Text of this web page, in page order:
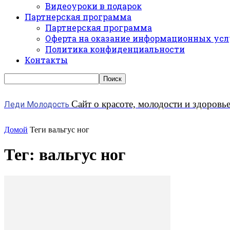
Видеоуроки в подарок
Партнерская программа
Партнерская программа
Оферта на оказание информационных
Политика конфиденциальности
Контакты
Леди Молодость Сайт о красоте, молодости и здоровье
Домой Теги вальгус ног
Тег: вальгус ног